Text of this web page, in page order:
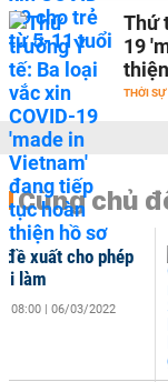
Thứ
19
THỜI SỰ
Cùng chủ
đề xuất cho phép
làm
08:00 | 06/03/2022